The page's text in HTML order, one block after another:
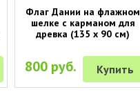
Флаг Дании на флажном
шелке с карманом для
древка (135 х 90 см)
800 руб. Купить